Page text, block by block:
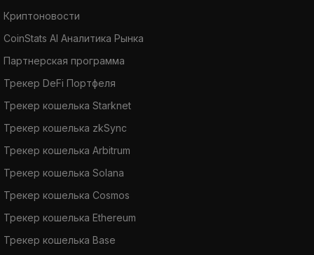
Криптоновости
CoinStats AI Аналитика Рынка
Партнерская программа
Трекер DeFi Портфеля
Трекер кошелька Starknet
Трекер кошелька zkSync
Трекер кошелька Arbitrum
Трекер кошелька Solana
Трекер кошелька Cosmos
Трекер кошелька Ethereum
Трекер кошелька Base